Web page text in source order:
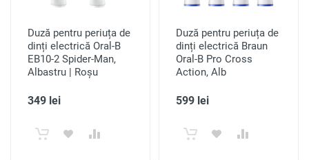
Duză pentru periuța de
dinți electrică Oral-B
EB10-2 Spider-Man,
Albastru | Roșu
349 lei
Duză pentru periuța de
dinți electrică Braun
Oral-B Pro Cross
Action, Alb
599 lei